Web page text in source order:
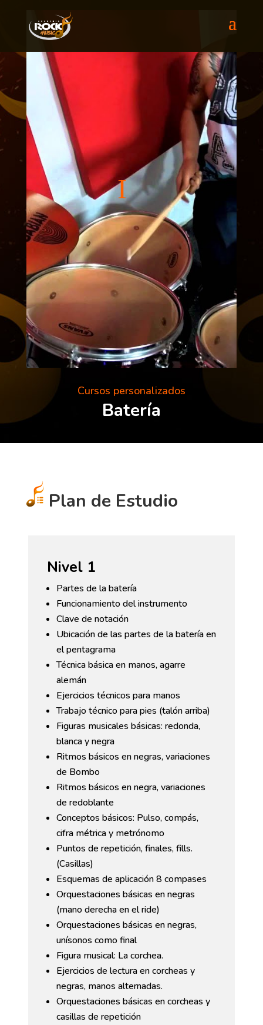
Cursos personalizados
Batería
Plan de Estudio
Nivel 1
Partes de la batería
Funcionamiento del instrumento
Clave de notación
Ubicación de las partes de la batería en
el pentagrama
Técnica básica en manos, agarre
alemán
Ejercicios técnicos para manos
Trabajo técnico para pies (talón arriba)
Figuras musicales básicas: redonda,
blanca y negra
Ritmos básicos en negras, variaciones
de Bombo
Ritmos básicos en negra, variaciones
de redoblante
Conceptos básicos: Pulso, compás,
cifra métrica y metrónomo
Puntos de repetición, finales, fills.
(Casillas)
Esquemas de aplicación 8 compases
Orquestaciones básicas en negras
(mano derecha en el ride)
Orquestaciones básicas en negras,
unísonos como final
Figura musical: La corchea.
Ejercicios de lectura en corcheas y
negras, manos alternadas.
Orquestaciones básicas en corcheas y
casillas de repetición